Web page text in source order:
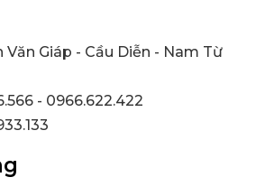
Văn Giáp - Cầu Diễn - Nam Từ
- 0966.622.422